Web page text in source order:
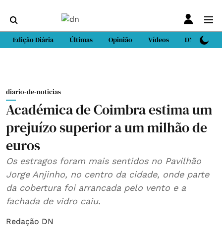
Edição Diária Últimas Opinião Vídeos DN Sport
diario-de-noticias
Académica de Coimbra estima um
prejuízo superior a um milhão de
euros
Os estragos foram mais sentidos no Pavilhão
Jorge Anjinho, no centro da cidade, onde parte
da cobertura foi arrancada pelo vento e a
fachada de vidro caiu.
Redação DN